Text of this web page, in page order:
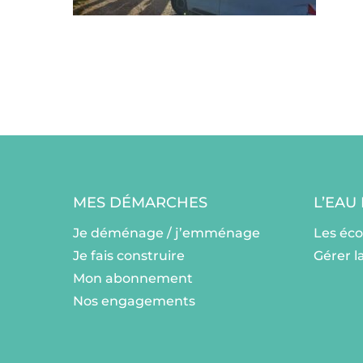
MES DÉMARCHES
Je déménage / j’emménage
Je fais construire
Mon abonnement
Nos engagements
Les
Gérer